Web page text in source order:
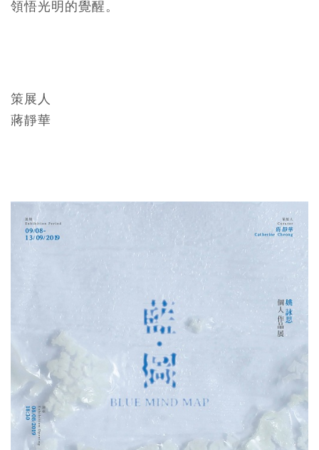
領悟光明的覺醒。
策展人
蔣靜華